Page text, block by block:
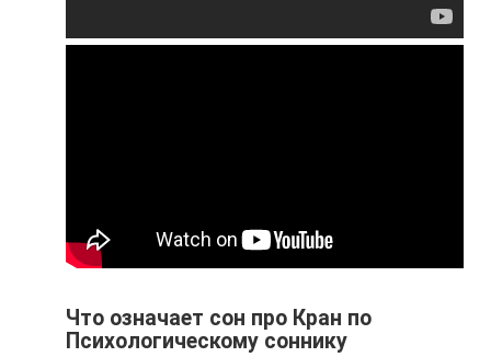
Что означает сон про Кран по
Психологическому соннику